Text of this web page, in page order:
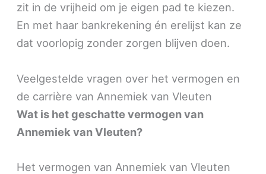
zit in de vrijheid om je eigen pad te kiezen.
En met haar bankrekening én erelijst kan ze
dat voorlopig zonder zorgen blijven doen.
Veelgestelde vragen over het vermogen en
de carrière van Annemiek van Vleuten
Wat is het geschatte vermogen van
Annemiek van Vleuten?
Het vermogen van Annemiek van Vleuten